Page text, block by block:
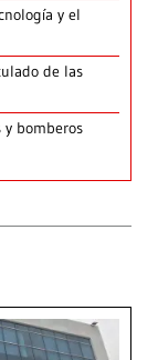
y el
de las
y bomberos